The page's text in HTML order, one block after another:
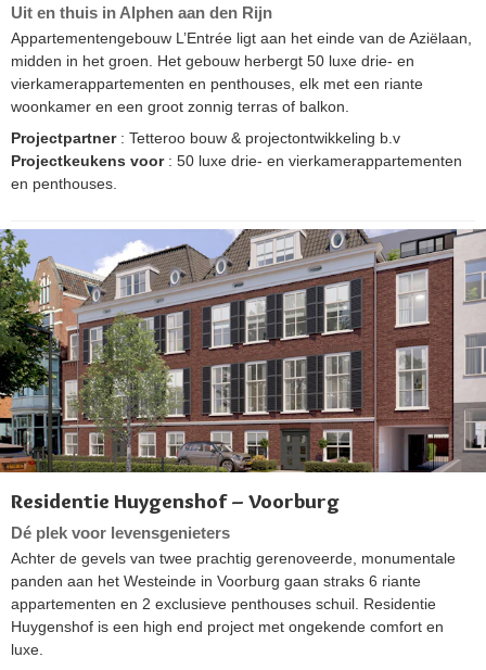
Uit en thuis in Alphen aan den Rijn
Appartementengebouw L’Entrée ligt aan het einde van de Aziëlaan,
midden in het groen. Het gebouw herbergt 50 luxe drie- en
vierkamerappartementen en penthouses, elk met een riante
woonkamer en een groot zonnig terras of balkon.
Projectpartner: Tetteroo bouw & projectontwikkeling b.v
Projectkeukens voor: 50 luxe drie- en vierkamerappartementen
en penthouses.
Residentie Huygenshof – Voorburg
Dé plek voor levensgenieters
Achter de gevels van twee prachtig gerenoveerde, monumentale
panden aan het Westeinde in Voorburg gaan straks 6 riante
appartementen en 2 exclusieve penthouses schuil. Residentie
Huygenshof is een high end project met ongekende comfort en
luxe.